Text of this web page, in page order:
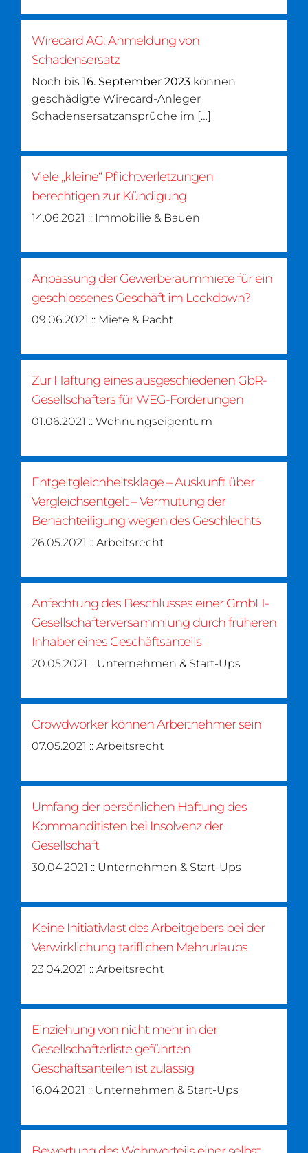
Wirecard AG: Anmeldung von
Schadensersatz
Noch bis 16. September 2023 können
geschädigte Wirecard-Anleger
Schadensersatzansprüche im […]
Viele „kleine“ Pflichtverletzungen
berechtigen zur Kündigung
14.06.2021 :: Immobilie & Bauen
Anpassung der Gewerberaummiete für ein
geschlossenes Geschäft im Lockdown?
09.06.2021 :: Miete & Pacht
Zur Haftung eines ausgeschiedenen GbR-
Gesellschafters für WEG-Forderungen
01.06.2021 :: Wohnungseigentum
Entgeltgleichheitsklage – Auskunft über
Vergleichsentgelt – Vermutung der
Benachteiligung wegen des Geschlechts
26.05.2021 :: Arbeitsrecht
Anfechtung des Beschlusses einer GmbH-
Gesellschafterversammlung durch früheren
Inhaber eines Geschäftsanteils
20.05.2021 :: Unternehmen & Start-Ups
Crowdworker können Arbeitnehmer sein
07.05.2021 :: Arbeitsrecht
Umfang der persönlichen Haftung des
Kommanditisten bei Insolvenz der
Gesellschaft
30.04.2021 :: Unternehmen & Start-Ups
Keine Initiativlast des Arbeitgebers bei der
Verwirklichung tariflichen Mehrurlaubs
23.04.2021 :: Arbeitsrecht
Einziehung von nicht mehr in der
Gesellschafterliste geführten
Geschäftsanteilen ist zulässig
16.04.2021 :: Unternehmen & Start-Ups